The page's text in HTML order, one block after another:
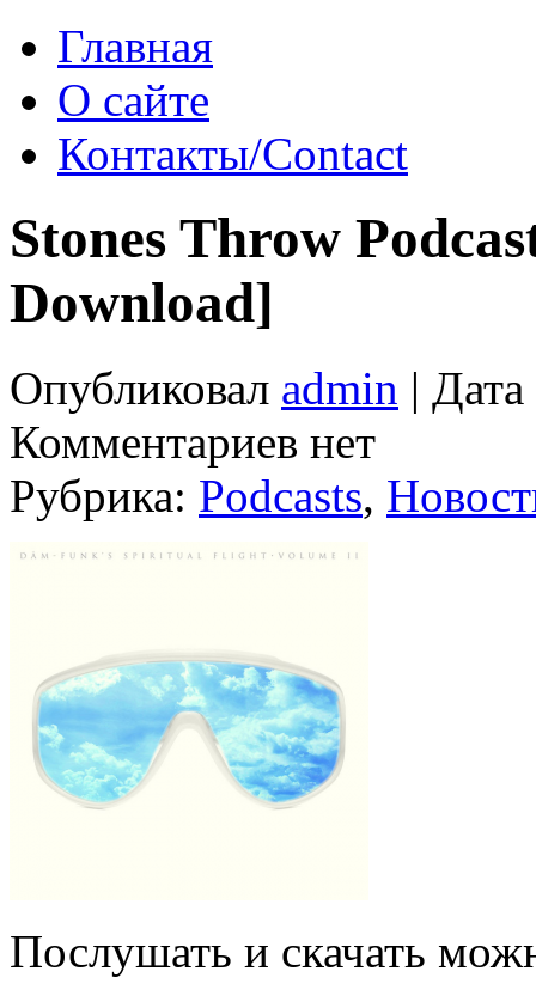
Главная
О сайте
Контакты/Contact
Stones Throw
Download]
Опубликовал admin |
Комментариев нет
Рубрика: Podcasts,
Послушать и скачать